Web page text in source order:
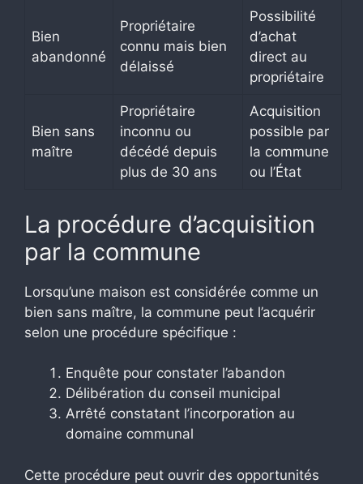
Bien
abandonné
Propriétaire
connu mais bien
délaissé
Possibilité
d’achat
direct au
propriétaire
Bien sans
maître
Propriétaire
inconnu ou
décédé depuis
plus de 30 ans
Acquisition
possible par
la commune
ou l’État
La procédure d’acquisition
par la commune
Lorsqu’une maison est considérée comme un
bien sans maître, la commune peut l’acquérir
selon une procédure spécifique :
Enquête pour constater l’abandon
Délibération du conseil municipal
Arrêté constatant l’incorporation au
domaine communal
Cette procédure peut ouvrir des opportunités